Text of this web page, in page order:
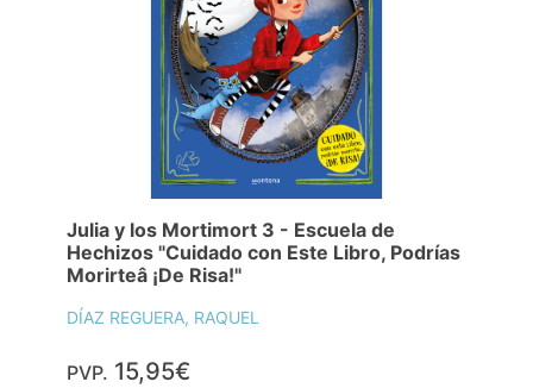
Julia y los Mortimort 3 - Escuela de
Hechizos "Cuidado con Este Libro, Podrías
Morirteâ ¡De Risa!"
DÍAZ REGUERA, RAQUEL
PVP. 15,95€